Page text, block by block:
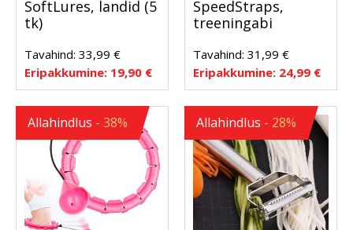
SoftLures, landid (5
tk)
Tavahind: 33,99 €
Eripakkumine: 19,90 €
SpeedStraps,
treeningabi
Tavahind: 31,99 €
Eripakkumine: 24,99 €
Allahindlus - 38% Allahindlus - 28%